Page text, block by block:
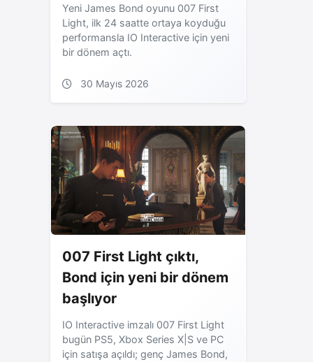
Yeni James Bond oyunu 007 First
Light, ilk 24 saatte ortaya koyduğu
performansla IO Interactive için yeni
bir dönem açtı.
30 Mayıs 2026
007 First Light çıktı,
Bond için yeni bir dönem
başlıyor
IO Interactive imzalı 007 First Light
bugün PS5, Xbox Series X|S ve PC
için satışa açıldı; genç James Bond,